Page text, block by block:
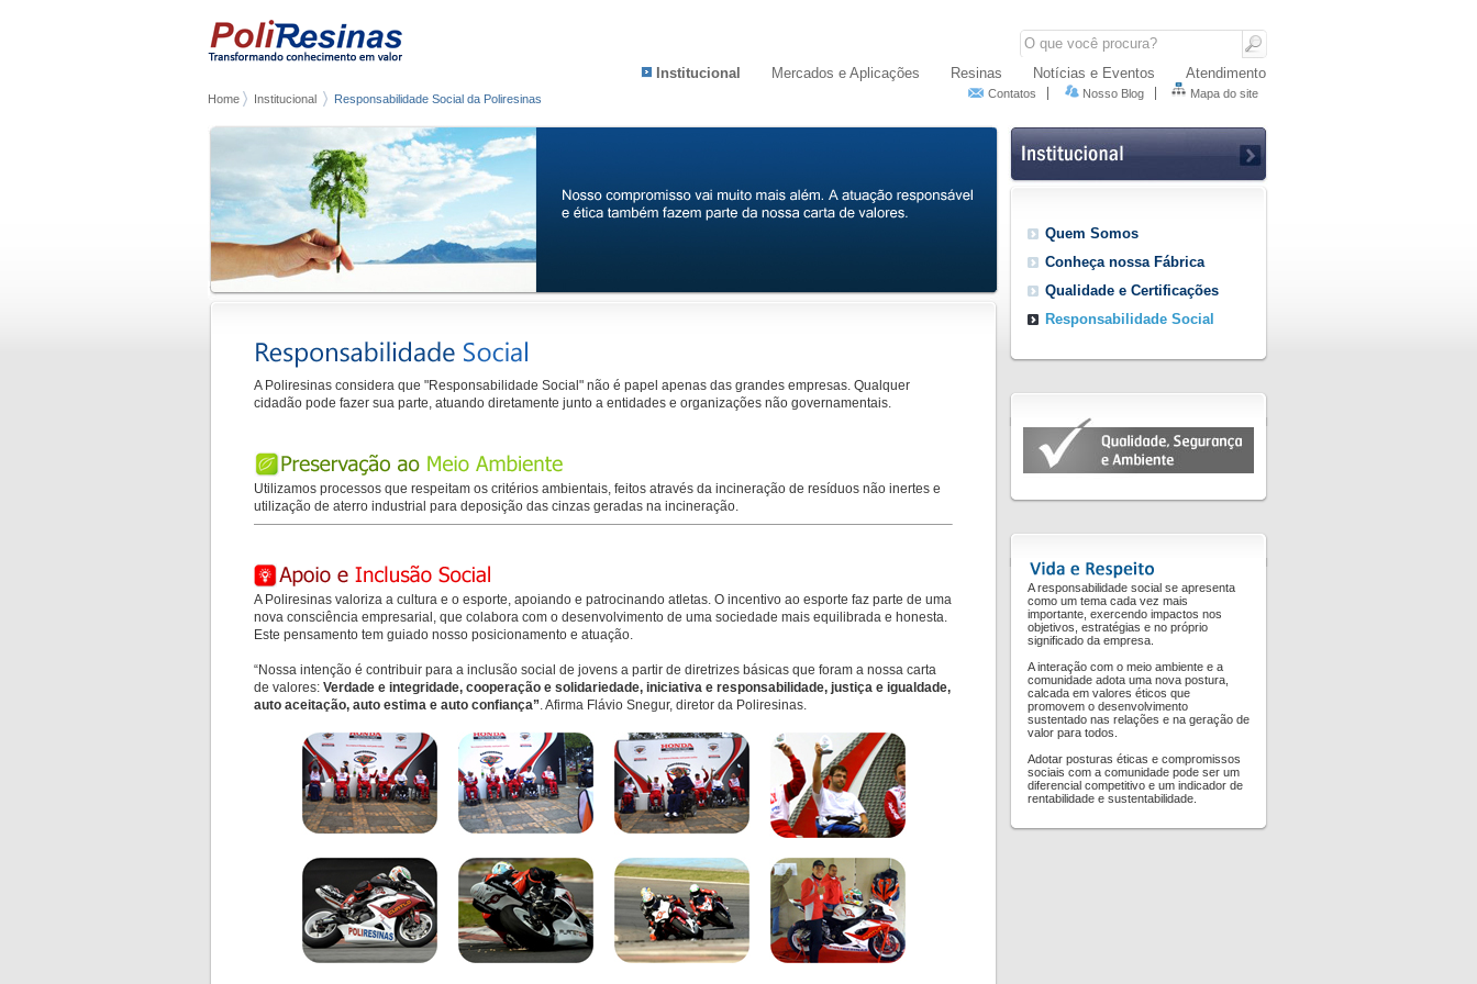
Institucional Mercados e Aplicações Resinas Notícias e Eventos Atendimento
Contatos Nosso Blog Mapa do site
Home Institucional Responsabilidade Social da Poliresinas
A Poliresinas considera que "Responsabilidade Social" não é papel apenas das grandes empresas. Qualquer
cidadão pode fazer sua parte, atuando diretamente junto a entidades e organizações não governamentais.
Utilizamos processos que respeitam os critérios ambientais, feitos através da incineração de resíduos não inertes e
utilização de aterro industrial para deposição das cinzas geradas na incineração.
A Poliresinas valoriza a cultura e o esporte, apoiando e patrocinando atletas. O incentivo ao esporte faz parte de uma
nova consciência empresarial, que colabora com o desenvolvimento de uma sociedade mais equilibrada e honesta.
Este pensamento tem guiado nosso posicionamento e atuação.
“Nossa intenção é contribuir para a inclusão social de jovens a partir de diretrizes básicas que foram a nossa carta
de valores: Verdade e integridade, cooperação e solidariedade, iniciativa e responsabilidade, justiça e igualdade,
auto aceitação, auto estima e auto confiança”. Afirma Flávio Snegur, diretor da Poliresinas.
Quem Somos
Conheça nossa Fábrica
Qualidade e Certificações
Responsabilidade Social
A responsabilidade social se apresenta
como um tema cada vez mais
importante, exercendo impactos nos
objetivos, estratégias e no próprio
significado da empresa.
A interação com o meio ambiente e a
comunidade adota uma nova postura,
calcada em valores éticos que
promovem o desenvolvimento
sustentado nas relações e na geração de
valor para todos.
Adotar posturas éticas e compromissos
sociais com a comunidade pode ser um
diferencial competitivo e um indicador de
rentabilidade e sustentabilidade.